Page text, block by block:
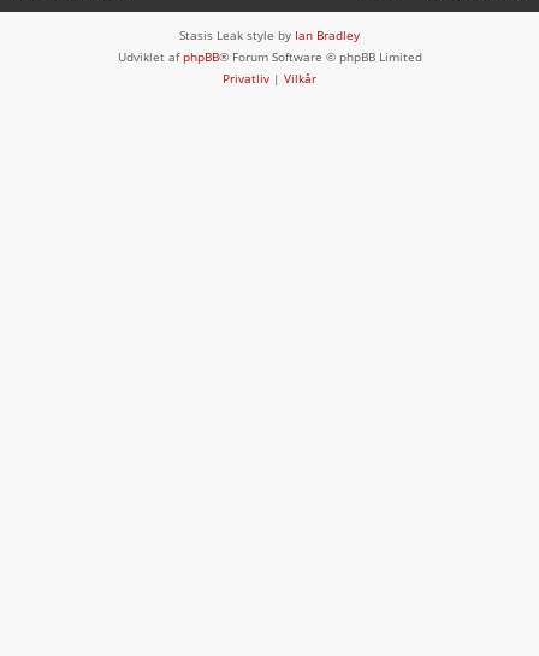
Stasis Leak style by Ian Bradley
Udviklet afphpBB® Forum Software © phpBB Limited
Privatliv | Vilkår